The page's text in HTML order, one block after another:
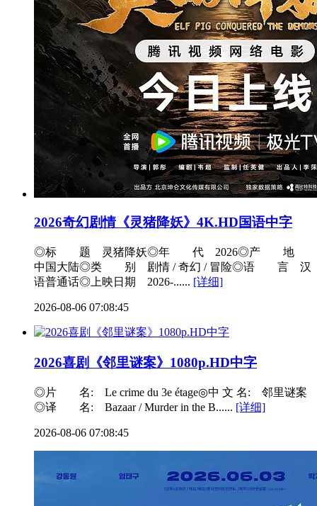
2026奇幻剧情《灵猪降妖》4K.HD国语中字
◎标 题 灵猪降妖◎年 代 2026◎产 地
中国大陆◎类 别 剧情 / 奇幻 / 冒险◎语 言 汉
语普通话◎上映日期 2026-...... [详细]
2026-08-06 07:08:45
2026喜剧《邻里谜案》1080p.HD中字
◎片 名: Le crime du 3e étage◎中 文 名: 邻里谜案
◎译 名: Bazaar / Murder in the B...... [详细]
2026-08-06 07:08:45